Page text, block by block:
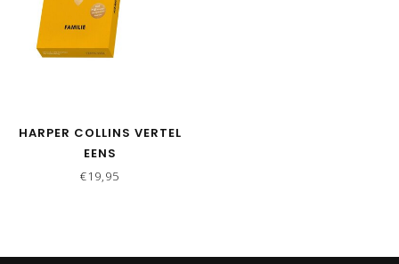
HARPER COLLINS VERTEL
EENS
€19,95